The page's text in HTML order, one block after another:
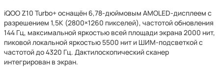
iQOO Z10 Turbo+ оснащён 6,78-дюймовым AMOLED-дисплеем с
разрешением 1,5K (2800×1260 пикселей), частотой обновления
144 Гц, максимальной яркостью всей площади экрана 2000 нит,
пиковой локальной яркостью 5500 нит и ШИМ-подсветкой с
частотой до 4320 Гц. Дактилоскопический сканер
интегрирован в экран.